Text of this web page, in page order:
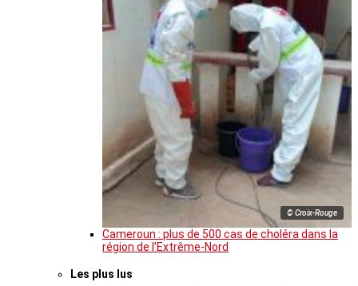
© Croix-Rouge
Cameroun : plus de 500 cas de choléra dans la
région de l’Extrême-Nord
Les plus lus